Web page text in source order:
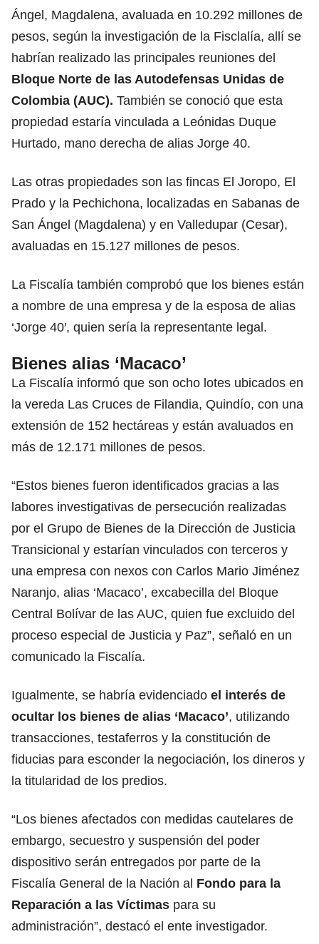
Ángel, Magdalena, avaluada en 10.292 millones de
pesos, según la investigación de la Fisclalía, allí se
habrían realizado las principales reuniones del
Bloque Norte de las Autodefensas Unidas de
Colombia (AUC). También se conoció que esta
propiedad estaría vinculada a Leónidas Duque
Hurtado, mano derecha de alias Jorge 40.
Las otras propiedades son las fincas El Joropo, El
Prado y la Pechichona, localizadas en Sabanas de
San Ángel (Magdalena) y en Valledupar (Cesar),
avaluadas en 15.127 millones de pesos.
La Fiscalía también comprobó que los bienes están
a nombre de una empresa y de la esposa de alias
‘Jorge 40′, quien sería la representante legal.
Bienes alias ‘Macaco’
La Fiscalía informó que son ocho lotes ubicados en
la vereda Las Cruces de Filandia, Quindío, con una
extensión de 152 hectáreas y están avaluados en
más de 12.171 millones de pesos.
“Estos bienes fueron identificados gracias a las
labores investigativas de persecución realizadas
por el Grupo de Bienes de la Dirección de Justicia
Transicional y estarían vinculados con terceros y
una empresa con nexos con Carlos Mario Jiménez
Naranjo, alias ‘Macaco’, excabecilla del Bloque
Central Bolívar de las AUC, quien fue excluido del
proceso especial de Justicia y Paz”, señaló en un
comunicado la Fiscalía.
Igualmente, se habría evidenciado el interés de
ocultar los bienes de alias ‘Macaco’, utilizando
transacciones, testaferros y la constitución de
fiducias para esconder la negociación, los dineros y
la titularidad de los predios.
“Los bienes afectados con medidas cautelares de
embargo, secuestro y suspensión del poder
dispositivo serán entregados por parte de la
Fiscalía General de la Nación al Fondo para la
Reparación a las Víctimas para su
administración”, destacó el ente investigador.